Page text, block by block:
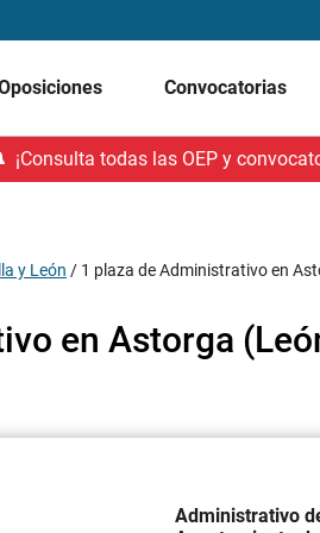
Convocatorias
¡Consulta todas las OEP y
y León / 1 plaza de Administrativo en
en Astorga
Administrativo